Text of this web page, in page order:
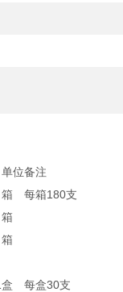
单位备注
箱
每箱180支
箱
箱
盒
每盒30支